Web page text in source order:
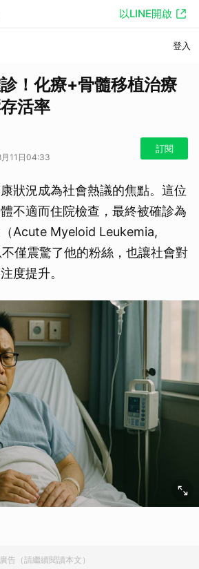
以LINE開啟
登入
！化療+骨髓移植治療
活率
11日04:33
訂閱
狀況成為社會熱議的焦點。這位
不適而住院檢查，最終被確診為
Acute Myeloid Leukemia,
僅震驚了他的粉絲，也讓社會對
度提升。
廣告（請繼續閱讀本文）